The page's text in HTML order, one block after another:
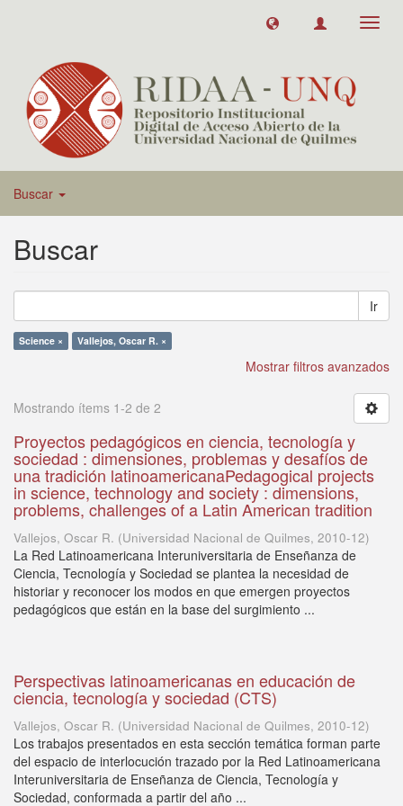
Buscar
Buscar
Ir
Science × Vallejos, Oscar R. ×
Mostrar filtros avanzados
Mostrando ítems 1-2 de 2
Proyectos pedagógicos en ciencia, tecnología y
sociedad : dimensiones, problemas y desafíos de
una tradición latinoamericanaPedagogical projects
in science, technology and society : dimensions,
problems, challenges of a Latin American tradition
Vallejos, Oscar R. (Universidad Nacional de Quilmes, 2010-12)
La Red Latinoamericana Interuniversitaria de Enseñanza de
Ciencia, Tecnología y Sociedad se plantea la necesidad de
historiar y reconocer los modos en que emergen proyectos
pedagógicos que están en la base del surgimiento ...
Perspectivas latinoamericanas en educación de
ciencia, tecnología y sociedad (CTS)
Vallejos, Oscar R. (Universidad Nacional de Quilmes, 2010-12)
Los trabajos presentados en esta sección temática forman parte
del espacio de interlocución trazado por la Red Latinoamericana
Interuniversitaria de Enseñanza de Ciencia, Tecnología y
Sociedad, conformada a partir del año ...